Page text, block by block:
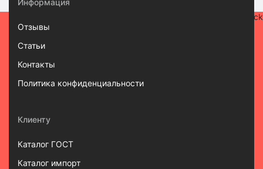
Информация
Отзывы
Статьи
Контакты
Политика конфиденциальности
Клиенту
Каталог ГОСТ
Каталог импорт